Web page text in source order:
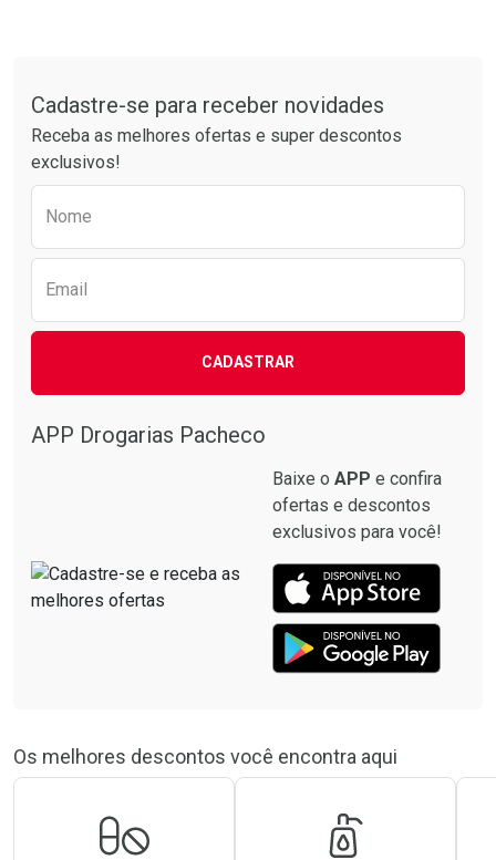
Por R$ 61,55/cada
Por R$ 61,55/cada
Cadastre-se para receber novidades
Receba as melhores ofertas e super descontos
exclusivos!
Nome
Email
CADASTRAR
APP Drogarias Pacheco
Baixe o APP e confira
ofertas e descontos
exclusivos para você!
Os melhores descontos você encontra aqui